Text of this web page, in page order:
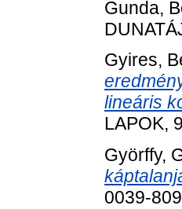
Gunda,
Gyires,
lineáris
LAPOK,
Györffy,
0039-